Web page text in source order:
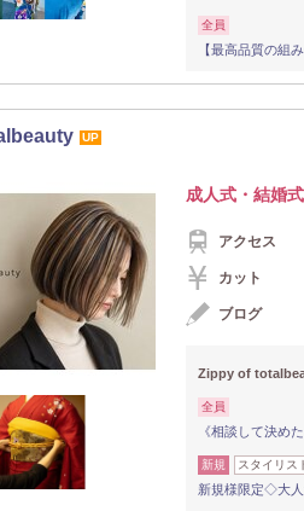
全員
【最高品質の組
UP
成人式・結婚
アクセス
カット
ブログ
Zippy of
全員
《相談して決め
新規 スタイリス
新規様限定◇大